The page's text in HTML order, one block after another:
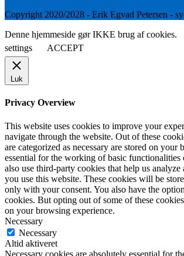
Copyright 2020/2028 - Erik Egvad Petersen -
Denne hjemmeside gør IKKE brug af cookies.
settings
ACCEPT
Luk
Privacy Overview
This website uses cookies to improve your
navigate through the website. Out of these
are categorized as necessary are stored on your
essential for the working of basic functionalities
also use third-party cookies that help us
you use this website. These cookies will be
only with your consent. You also have the
cookies. But opting out of some of these
on your browsing experience.
Necessary
Necessary
Altid aktiveret
Necessary cookies are absolutely essential for